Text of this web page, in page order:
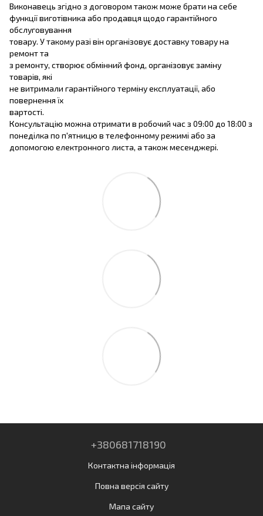
Виконавець згідно з договором також може брати на себе
функції виготівника або продавця щодо гарантійного
обслуговування
товару. У такому разі він організовує доставку товару на
ремонт та
з ремонту, створює обмінний фонд, організовує заміну
товарів, які
не витримали гарантійного терміну експлуатації, або
повернення їх
вартості.
Консультацію можна отримати в робочий час з 09:00 до 18:00 з
понеділка по п'ятницю в телефонному режимі або за
допомогою електронного листа, а також месенджері.
+380681718190
Контактна інформація
Повна версія сайту
Мапа сайту